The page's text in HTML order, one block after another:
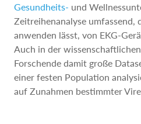
Gesundheits- und
Zeitreihenanalyse umfassend,
anwenden lässt, von EKG-
Auch in der
Forschende damit große
einer festen Population
auf Zunahmen bestimmter